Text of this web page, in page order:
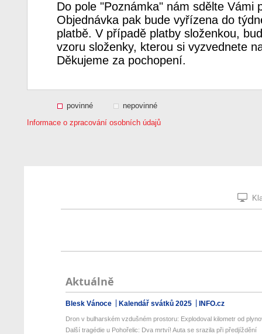
Do pole "Poznámka" nám sdělte Vámi
Objednávka pak bude vyřízena do
platbě. V případě platby složenkou,
vzoru složenky, kterou si vyzvednete
Děkujeme za pochopení.
povinné
nepovinné
Informace o zpracování osobních údajů
Aktuálně
Blesk Vánoce Kalendář svátků 2025 INFO.cz
Dron v bulharském vzdušném prostoru: Explodoval kilometr od
Další tragédie u Pohořelic: Dva mrtví! Auta se srazila při předjíždění